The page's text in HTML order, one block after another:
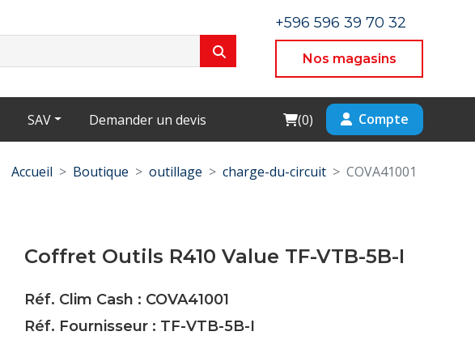
+596 596 39 70 32
Nos magasins
SAV Demander un devis Cart
(0) Compte
Accueil Boutique outillage charge-du-circuit COVA41001
Coffret Outils R410 Value TF-VTB-5B-I
Réf. Clim Cash : COVA41001
Réf. Fournisseur : TF-VTB-5B-I